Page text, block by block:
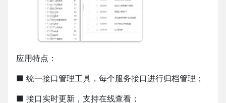
应用特点：
■ 统一接口管理工具，每个服务接口进行归档管理；
■ 接口实时更新，支持在线查看；